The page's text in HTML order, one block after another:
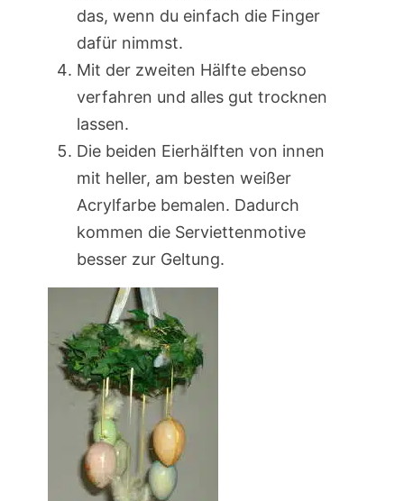
das, wenn du einfach die Finger
dafür nimmst.
Mit der zweiten Hälfte ebenso
verfahren und alles gut trocknen
lassen.
Die beiden Eierhälften von innen
mit heller, am besten weißer
Acrylfarbe bemalen. Dadurch
kommen die Serviettenmotive
besser zur Geltung.